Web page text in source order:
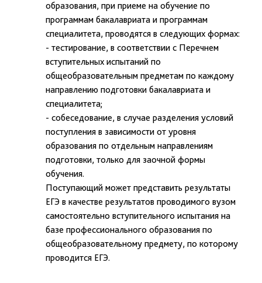
образования, при приеме на обучение по
программам бакалавриата и программам
специалитета, проводятся в следующих формах:
- тестирование, в соответствии с Перечнем
вступительных испытаний по
общеобразовательным предметам по каждому
направлению подготовки бакалавриата и
специалитета;
- собеседование, в случае разделения условий
поступления в зависимости от уровня
образования по отдельным направлениям
подготовки, только для заочной формы
обучения.
Поступающий может представить результаты
ЕГЭ в качестве результатов проводимого вузом
самостоятельно вступительного испытания на
базе профессионального образования по
общеобразовательному предмету, по которому
проводится ЕГЭ.